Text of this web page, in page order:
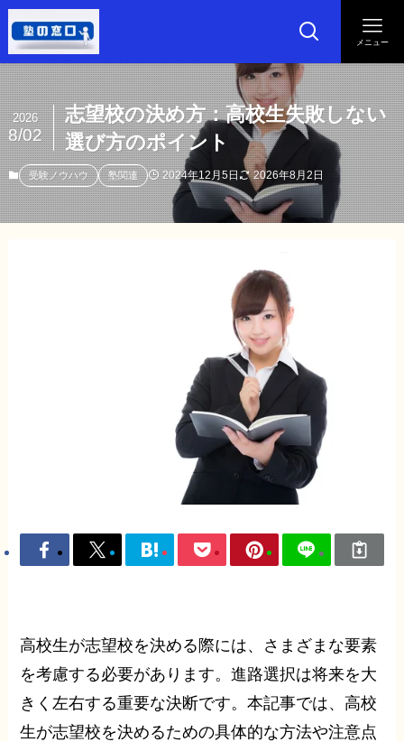
メニュー
志望校の決め方：高校生失敗しない
選び方のポイント
2026
8/02
受験ノウハウ 塾関連 2024年12月5日 2026年8月2日
高校生が志望校を決める際には、さまざまな要素
を考慮する必要があります。進路選択は将来を大
きく左右する重要な決断です。本記事では、高校
生が志望校を決めるための具体的な方法や注意点